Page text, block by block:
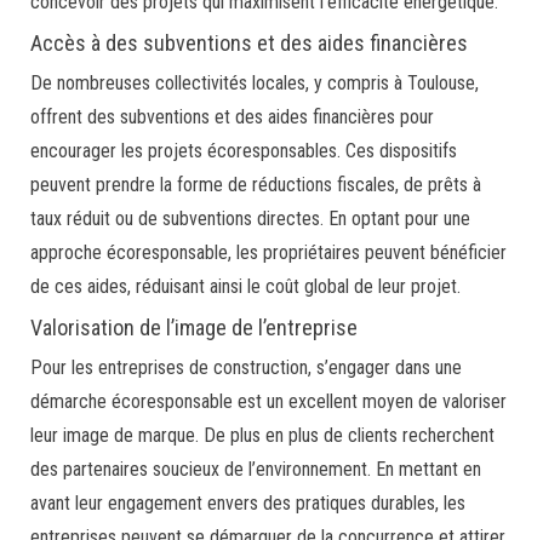
Accès à des subventions et des aides financières
De nombreuses collectivités locales, y compris à Toulouse,
offrent des subventions et des aides financières pour
encourager les projets écoresponsables. Ces dispositifs
peuvent prendre la forme de réductions fiscales, de prêts à
taux réduit ou de subventions directes. En optant pour une
approche écoresponsable, les propriétaires peuvent bénéficier
de ces aides, réduisant ainsi le coût global de leur projet.
Valorisation de l’image de l’entreprise
Pour les entreprises de construction, s’engager dans une
démarche écoresponsable est un excellent moyen de valoriser
leur image de marque. De plus en plus de clients recherchent
des partenaires soucieux de l’environnement. En mettant en
avant leur engagement envers des pratiques durables, les